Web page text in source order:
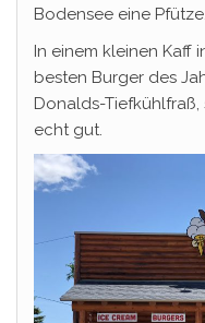
Bodensee eine Pfütze.
In einem kleinen Kaff
besten Burger des
Donalds-
echt gut.